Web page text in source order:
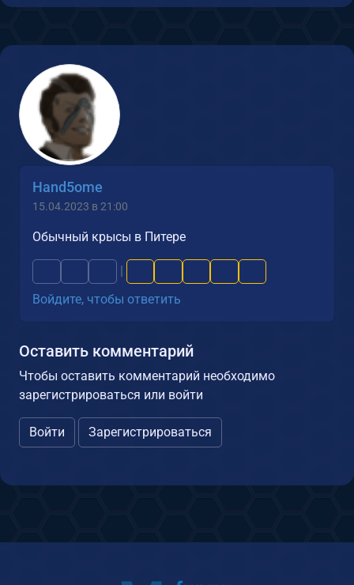
Hand5ome
15.04.2023 в 21:00
Обычный крысы в Питере
Войдите, чтобы ответить
Оставить комментарий
Чтобы оставить комментарий необходимо
зарегистрироваться или войти
Войти Зарегистрироваться